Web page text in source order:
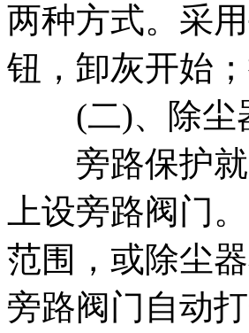
两种方式。采
钮，卸灰开始
(二)、除尘
旁路保护就
上设旁路阀门
范围，或除尘
旁路阀门自动